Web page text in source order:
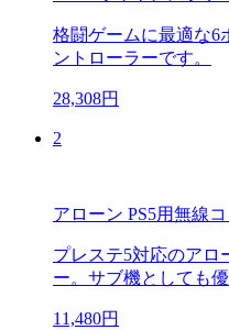
格闘ゲームに最適な6
ントローラーです。
28,308円
2
アローン PS5用無線
プレステ5対応のアロ
ー。サブ機としても優
11,480円